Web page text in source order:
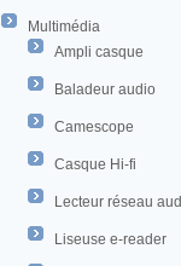
Multimédia
Ampli casque
Baladeur audio
Camescope
Casque Hi-fi
Lecteur réseau
Liseuse e-reader